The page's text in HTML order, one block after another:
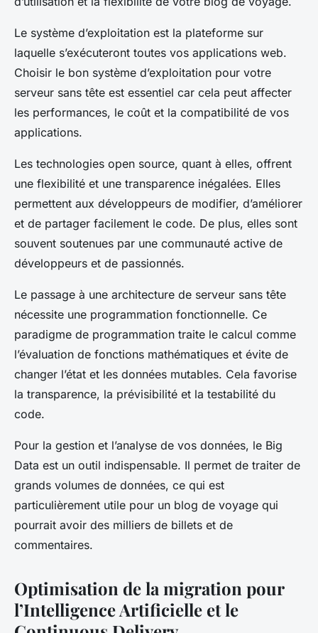
Le système d’exploitation est la plateforme sur
laquelle s’exécuteront toutes vos applications web.
Choisir le bon système d’exploitation pour votre
serveur sans tête est essentiel car cela peut affecter
les performances, le coût et la compatibilité de vos
applications.
Les technologies open source, quant à elles, offrent
une flexibilité et une transparence inégalées. Elles
permettent aux développeurs de modifier, d’améliorer
et de partager facilement le code. De plus, elles sont
souvent soutenues par une communauté active de
développeurs et de passionnés.
Le passage à une architecture de serveur sans tête
nécessite une programmation fonctionnelle. Ce
paradigme de programmation traite le calcul comme
l’évaluation de fonctions mathématiques et évite de
changer l’état et les données mutables. Cela favorise
la transparence, la prévisibilité et la testabilité du
code.
Pour la gestion et l’analyse de vos données, le Big
Data est un outil indispensable. Il permet de traiter de
grands volumes de données, ce qui est
particulièrement utile pour un blog de voyage qui
pourrait avoir des milliers de billets et de
commentaires.
Optimisation de la migration pour
l’Intelligence Artificielle et le